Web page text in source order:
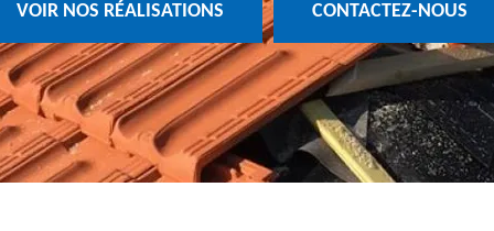
VOIR NOS RÉALISATIONS CONTACTEZ-NOUS